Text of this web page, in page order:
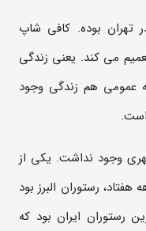
در تهران بوده. کافی شاپ
می کند. یعنی زندگی
عمومی هم زندگی وجود
فضای شهری وجود نداشت. یکی از
رستوران البرز بود
رستوران ایران بود که